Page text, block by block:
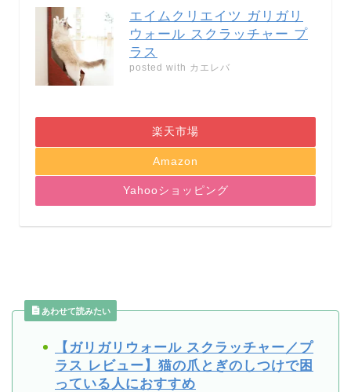
エイムクリエイツ ガリガリ
ウォール スクラッチャー プ
ラス
posted with カエレバ
楽天市場
Amazon
Yahooショッピング
あわせて読みたい
【ガリガリウォール スクラッチャー／プ
ラス レビュー】猫の爪とぎのしつけで困
っている人におすすめ